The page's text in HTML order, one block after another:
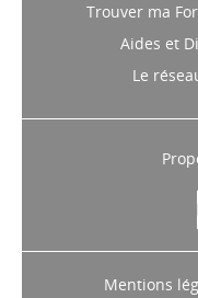
Trouver ma
Aides et
Le
Mentions